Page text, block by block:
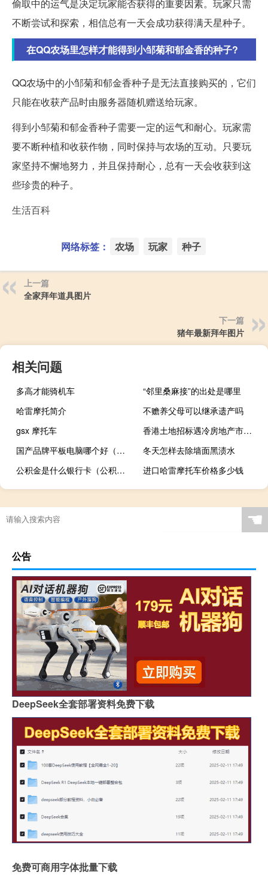
偷取中的运气是决定玩家能否获得的重要因素。玩家只需
不断尝试和探索，相信总有一天会成功获得满天星种子。
在QQ农场里怎样才能得到小邹菊和郁金香的种子?
QQ农场中的小邹菊和郁金香种子是无法直接购买的，它们
只能在收获产品时由服务器随机赠送给玩家。
得到小邹菊和郁金香种子需要一定的运气和耐心。玩家需
要不断种植和收获作物，同时保持与农场的互动。只要玩
家坚持不懈地努力，并且保持耐心，总有一天会收获到这
些珍贵的种子。
生活百科
网络标签： 农场 玩家 种子
上一篇
全家拜年道具图片
下一篇
猪年最新拜年图片
相关问题
多高才能骑机车
“邻里桑麻接”的出处是哪里
哈雷摩托简介
不赡养父母可以继承遗产吗
gsx 摩托车
香港土地招标遇冷房地产市场有哪些调整压力？ 到底什么情况嘞
国产品牌平板电脑哪个好（国产平板电脑哪个牌子好）
冬天怎样去除墙面黑渍水
公积金是什么银行卡（公积金是什么）
进口哈雷摩托车价格多少钱
☚
公告
DeepSeek全套部署资料免费下载
免费可商用字体批量下载